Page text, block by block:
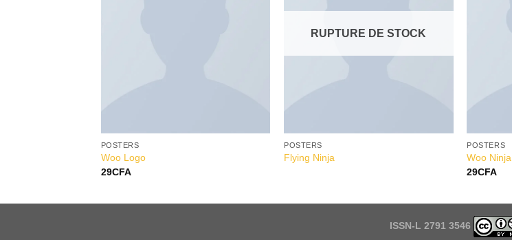
POSTERS
Woo Logo
29CFA
RUPTURE DE STOCK
POSTERS
Flying Ninja
POSTERS
Woo Ninja
29CFA
ISSN-L 2791 3546